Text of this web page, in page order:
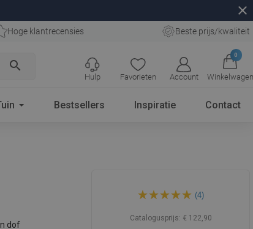
close
Hoge klantrecensies Beste prijs/kwaliteit
search
Favorieten Account
0
Winkelwagen
Hulp
Bestsellers Inspiratie Contact
dof
Mexen Lili opbouw wastafel
60 x 47 cm, wit - 21136000
(4)
Catalogusprijs: € 122,90